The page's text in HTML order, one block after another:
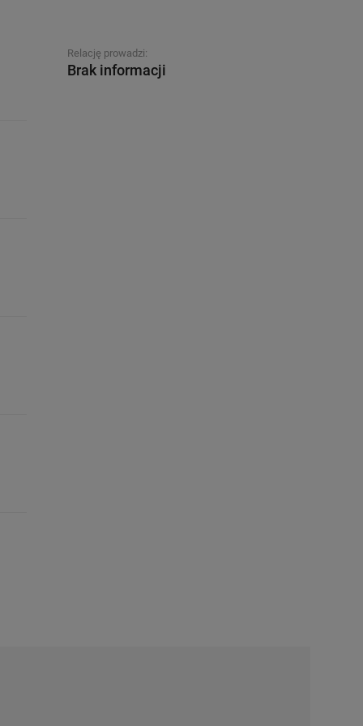
Relację prowadzi:
Brak informacji